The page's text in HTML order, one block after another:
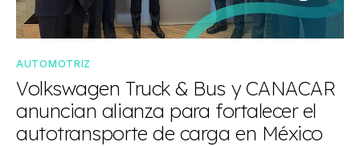
AUTOMOTRIZ
Volkswagen Truck & Bus y CANACAR
anuncian alianza para fortalecer el
autotransporte de carga en México